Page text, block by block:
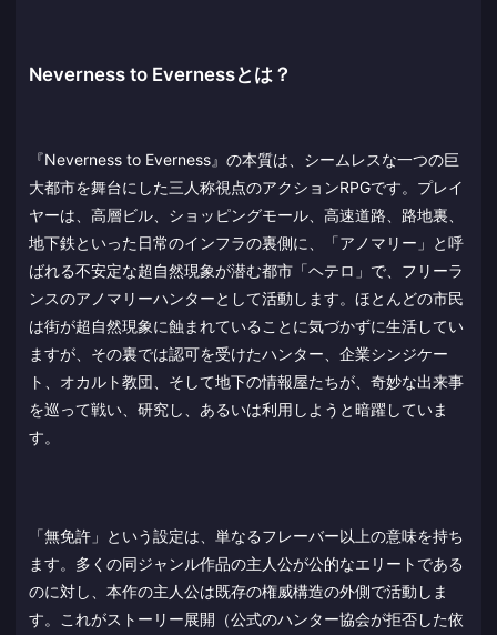
Neverness to Evernessとは？
『Neverness to Everness』の本質は、シームレスな一つの巨
大都市を舞台にした三人称視点のアクションRPGです。プレイ
ヤーは、高層ビル、ショッピングモール、高速道路、路地裏、
地下鉄といった日常のインフラの裏側に、「アノマリー」と呼
ばれる不安定な超自然現象が潜む都市「ヘテロ」で、フリーラ
ンスのアノマリーハンターとして活動します。ほとんどの市民
は街が超自然現象に蝕まれていることに気づかずに生活してい
ますが、その裏では認可を受けたハンター、企業シンジケー
ト、オカルト教団、そして地下の情報屋たちが、奇妙な出来事
を巡って戦い、研究し、あるいは利用しようと暗躍していま
す。
「無免許」という設定は、単なるフレーバー以上の意味を持ち
ます。多くの同ジャンル作品の主人公が公的なエリートである
のに対し、本作の主人公は既存の権威構造の外側で活動しま
す。これがストーリー展開（公式のハンター協会が拒否した依